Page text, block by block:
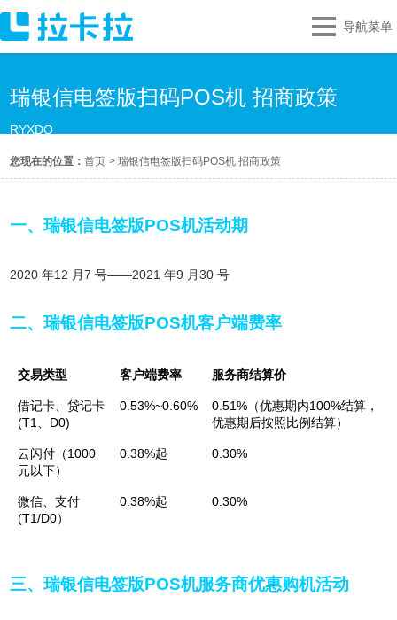
导航菜单
瑞银信电签版扫码POS机 招商政策
RYXDQ
您现在的位置：首页 >瑞银信电签版扫码POS机 招商政策
一、瑞银信电签版POS机活动期
2020 年12 月7 号——2021 年9 月30 号
二、瑞银信电签版POS机客户端费率
交易类型 客户端费率 服务商结算价
借记卡、贷记卡
(T1、D0)
0.53%~0.60%
0.51%（优惠期内100%结算，
优惠期后按照比例结算）
云闪付（1000
元以下）
0.38%起 0.30%
微信、支付
(T1/D0）
0.38%起 0.30%
三、瑞银信电签版POS机服务商优惠购机活动